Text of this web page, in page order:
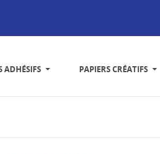
ADHÉSIFS PAPIERS CRÉATIFS